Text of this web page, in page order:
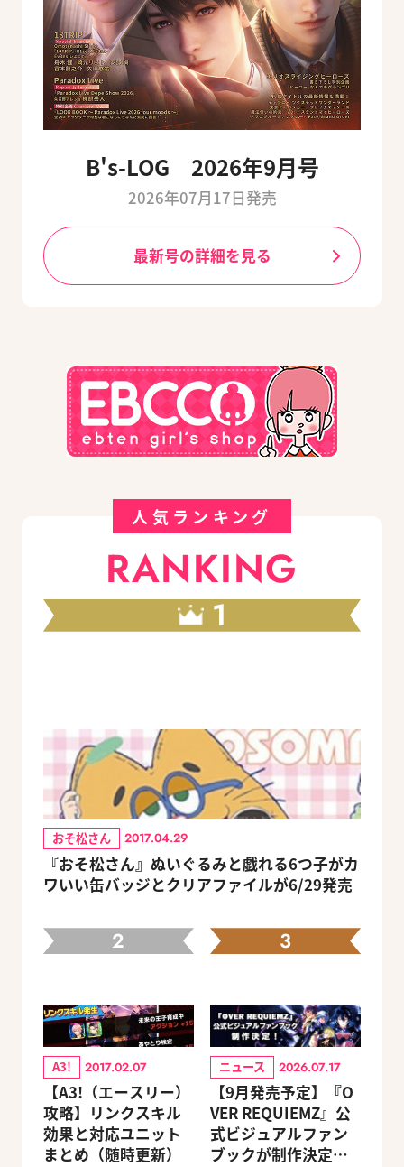
B's-LOG 2026年9月号
2026年07月17日発売
最新号の詳細を見る
人気ランキング
RANKING
1
おそ松さん 2017.04.29
『おそ松さん』ぬいぐるみと戯れる6つ子がカ
ワいい缶バッジとクリアファイルが6/29発売
2
A3! 2017.02.07
【A3!（エースリー）
攻略】リンクスキル
効果と対応ユニット
まとめ（随時更新）
3
ニュース 2026.07.17
【9月発売予定】『O
VER REQUIEMZ』公
式ビジュアルファン
ブックが制作決定！